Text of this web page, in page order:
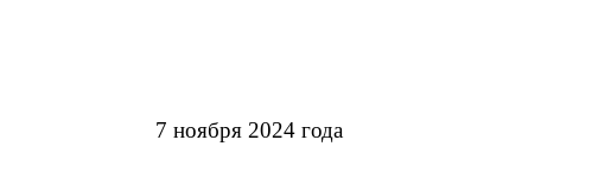
7 ноября 2024 года